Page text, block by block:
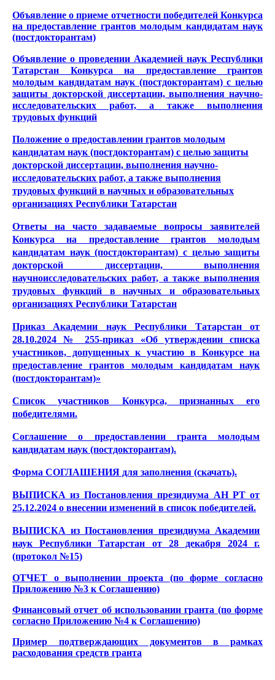
Объявление о приеме отчетности победителей Конкурса
на предоставление грантов молодым кандидатам наук
(постдокторантам)
Объявление о проведении Академией наук Республики
Татарстан Конкурса на предоставление грантов
молодым кандидатам наук (постдокторантам) с целью
защиты докторской диссертации, выполнения научно-
исследовательских работ, а также выполнения
трудовых функций
Положение о предоставлении грантов молодым
кандидатам наук (постдокторантам) с целью защиты
докторской диссертации, выполнения научно-
исследовательских работ, а также выполнения
трудовых функций в научных и образовательных
организациях Республики Татарстан
Ответы на часто задаваемые вопросы заявителей
Конкурса на предоставление грантов молодым
кандидатам наук (постдокторантам) с целью защиты
докторской диссертации, выполнения
научноисследовательских работ, а также выполнения
трудовых функций в научных и образовательных
организациях Республики Татарстан
Приказ Академии наук Республики Татарстан от
28.10.2024 № 255-приказ «Об утверждении списка
участников, допущенных к участию в Конкурсе на
предоставление грантов молодым кандидатам наук
(постдокторантам)»
Список участников Конкурса, признанных его
победителями.
Соглашение о предоставлении гранта молодым
кандидатам наук (постдокторантам).
Форма СОГЛАШЕНИЯ для заполнения (скачать).
ВЫПИСКА из Постановления президиума АН РТ от
25.12.2024 о внесении изменений в список победителей.
ВЫПИСКА из Постановления президиума Академии
наук Республики Татарстан от 28 декабря 2024 г.
(протокол №15)
ОТЧЕТ о выполнении проекта (по форме согласно
Приложению №3 к Соглашению)
Финансовый отчет об использовании гранта (по форме
согласно Приложению №4 к Соглашению)
Пример подтверждающих документов в рамках
расходования средств гранта